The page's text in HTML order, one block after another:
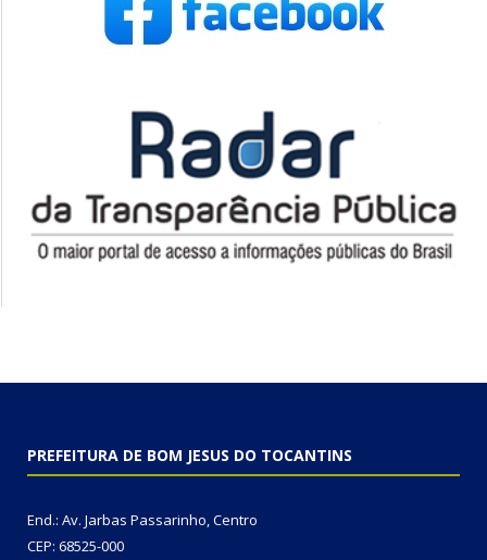
PREFEITURA DE BOM JESUS DO TOCANTINS
End.: Av. Jarbas Passarinho, Centro
CEP: 68525-000